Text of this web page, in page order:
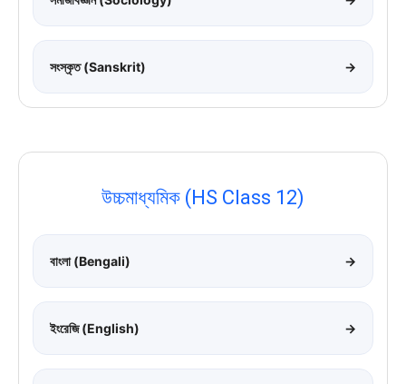
সংস্কৃত (Sanskrit) →
উচ্চমাধ্যমিক (HS Class 12)
বাংলা (Bengali) →
ইংরেজি (English) →